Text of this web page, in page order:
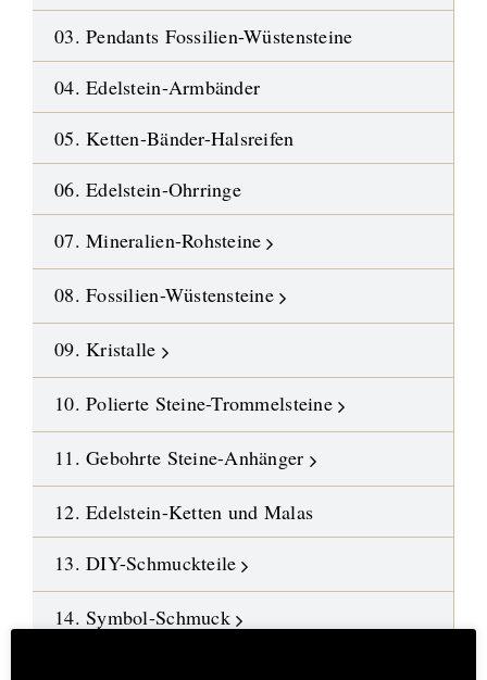
03. Pendants Fossilien-Wüstensteine
04. Edelstein-Armbänder
05. Ketten-Bänder-Halsreifen
06. Edelstein-Ohrringe
07. Mineralien-Rohsteine
08. Fossilien-Wüstensteine
09. Kristalle
10. Polierte Steine-Trommelsteine
11. Gebohrte Steine-Anhänger
12. Edelstein-Ketten und Malas
13. DIY-Schmuckteile
14. Symbol-Schmuck